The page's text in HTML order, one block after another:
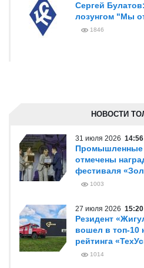
Сергей
лозунгом "Мы
1846
НОВОСТИ
31 июля 2026 14:56
Промышленные
отмечены
фестиваля
1003
27 июля 2026 15:20
Резидент
вошел в топ-10
рейтинга
1014